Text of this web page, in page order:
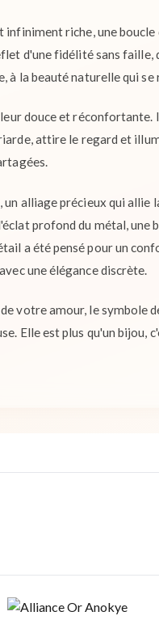
riche, une
d'une fidélité sans faille,
la beauté naturelle qui se
douce et
attire le regard et
alliage précieux qui allie
profond du métal, une
a été pensé pour un
une élégance discrète.
votre amour, le
Elle est plus qu'un bijou,